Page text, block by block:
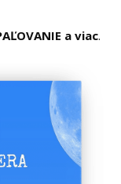
a viac.